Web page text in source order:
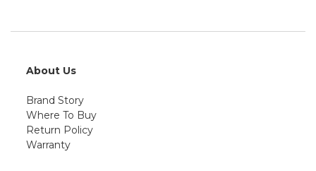
About Us
Brand Story
Where To Buy
Return Policy
Warranty